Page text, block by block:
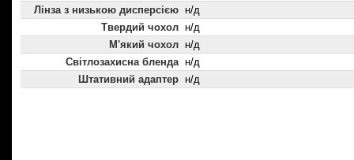
Лінза з низькою дисперсією н/д
Твердий чохол н/д
М'який чохол н/д
Світлозахисна бленда н/д
Штативний адаптер н/д